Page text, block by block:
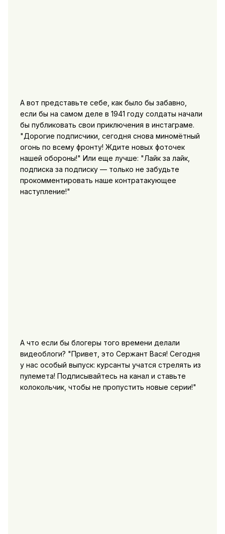
А вот представьте себе, как было бы забавно,
если бы на самом деле в 1941 году солдаты начали
бы публиковать свои приключения в инстаграме.
"Дорогие подписчики, сегодня снова миномётный
огонь по всему фронту! Ждите новых фоточек
нашей обороны!" Или еще лучше: "Лайк за лайк,
подписка за подписку — только не забудьте
прокомментировать наше контратакующее
наступление!"
А что если бы блогеры того времени делали
видеоблоги? "Привет, это Сержант Вася! Сегодня
у нас особый выпуск: курсанты учатся стрелять из
пулемета! Подписывайтесь на канал и ставьте
колокольчик, чтобы не пропустить новые серии!"